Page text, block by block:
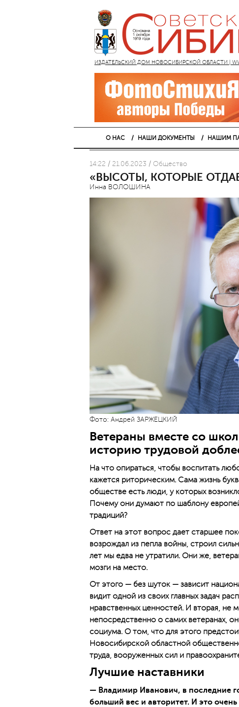
ИЗДАТЕЛЬСКИЙ ДОМ НОВОСИБИРСКОЙ ОБЛАСТИ |
О НАС НАШИ ДОКУМЕНТЫ НАШИМ
14:22 / 21.06.2023 / Общество
«ВЫСОТЫ, КОТОРЫЕ
Инна ВОЛОШИНА
Фото: Андрей ЗАРЖЕЦКИЙ
Ветераны вместе со
историю трудовой
На что опираться, чтобы воспитать
кажется риторическим. Сама жизнь
обществе есть люди, у которых
Почему они думают по шаблону
традиций?
Ответ на этот вопрос дает старшее
возрождал из пепла войны, строил
лет мы едва не утратили. Они же,
мозги на место.
От этого — без шуток — зависит
видит одной из своих главных задач
нравственных ценностей. И вторая, не
непосредственно о самих ветеранах,
социума. О том, что для этого
Новосибирской областной
труда, вооруженных сил и
Лучшие наставники
— Владимир Иванович, в последние
больший вес и авторитет. И это